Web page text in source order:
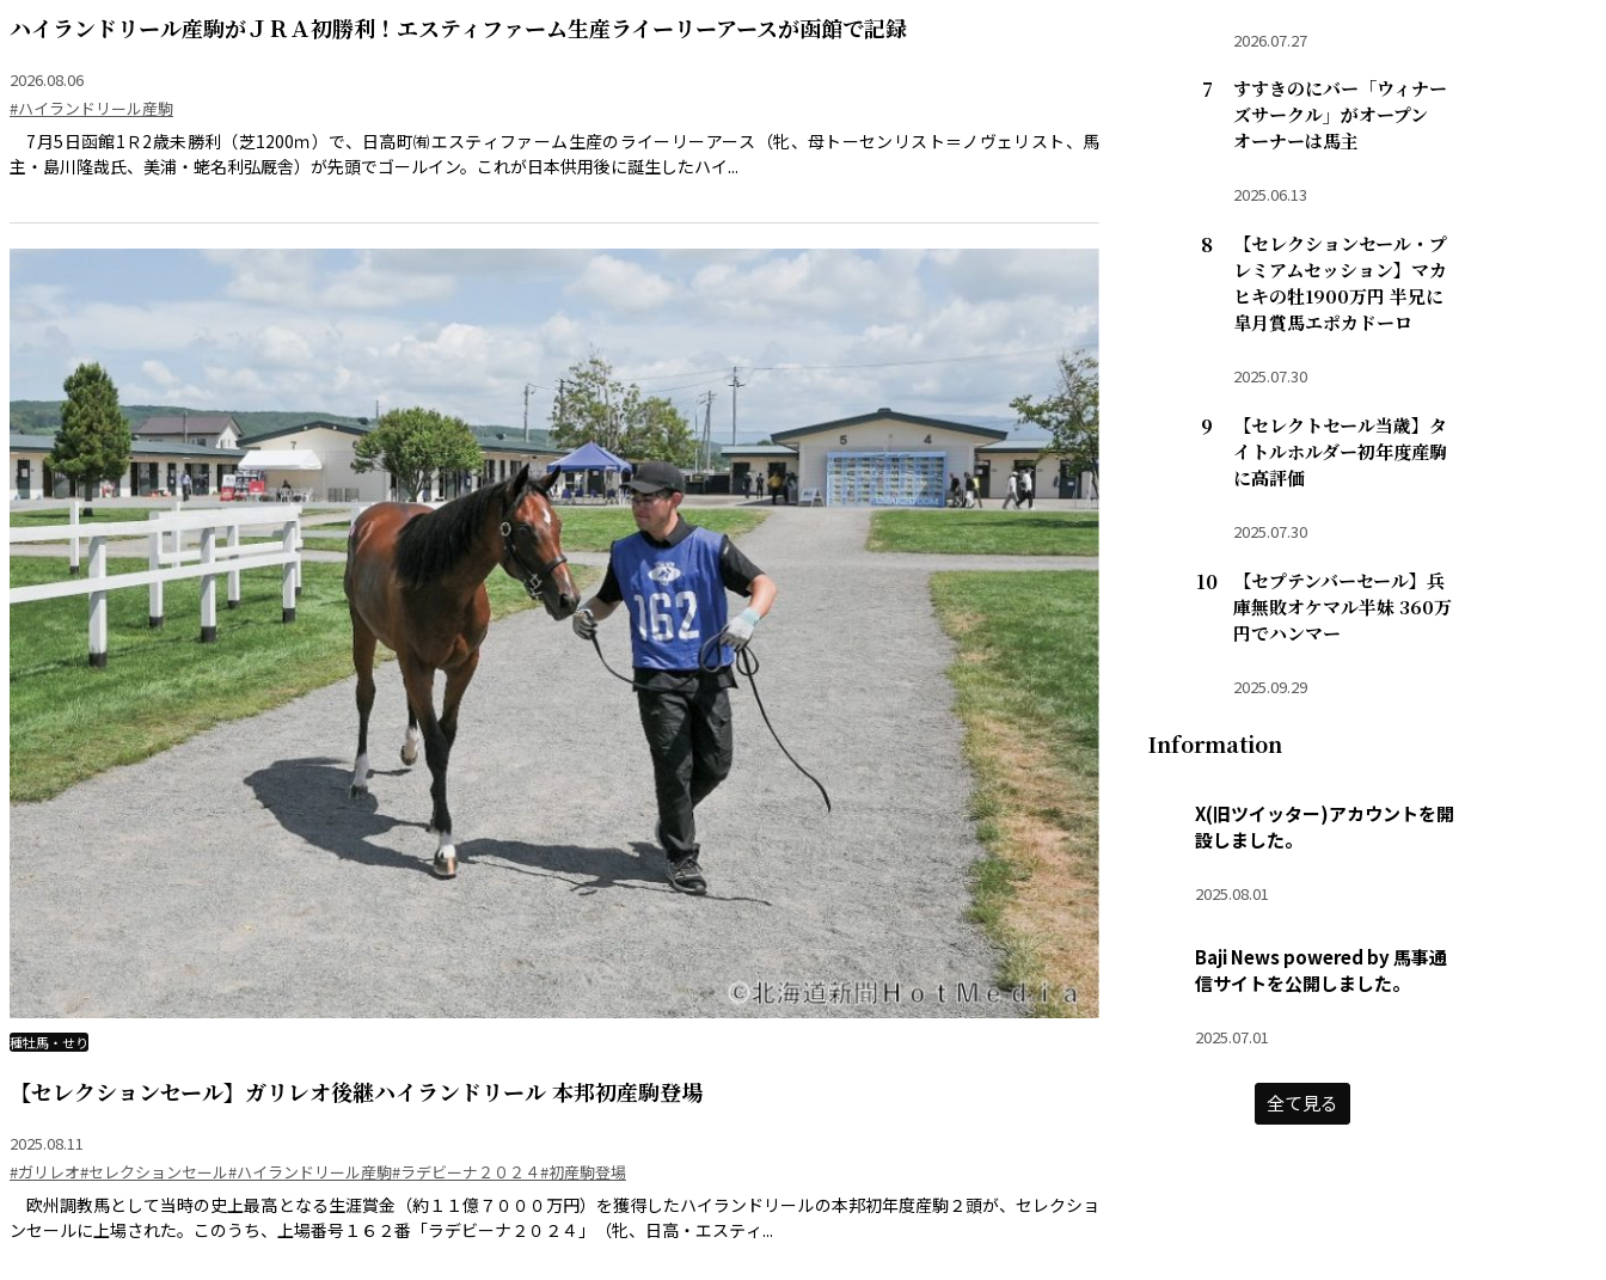
ハイランドリール産駒がＪＲＡ初勝利！エスティファーム生産ライーリーアースが函館で記録
2026.08.06
#ハイランドリール産駒
7月5日函館1Ｒ2歳未勝利（芝1200ｍ）で、日高町㈲エスティファーム生産のライーリーアース（牝、母トーセンリスト＝ノヴェリスト、馬
主・島川隆哉氏、美浦・蛯名利弘厩舎）が先頭でゴールイン。これが日本供用後に誕生したハイ...
種牡馬・せり
【セレクションセール】ガリレオ後継ハイランドリール 本邦初産駒登場
2025.08.11
#ガリレオ#セレクションセール#ハイランドリール産駒#ラデビーナ２０２４#初産駒登場
欧州調教馬として当時の史上最高となる生涯賞金（約１１億７０００万円）を獲得したハイランドリールの本邦初年度産駒２頭が、セレクショ
ンセールに上場された。このうち、上場番号１６２番「ラデビーナ２０２４」（牝、日高・エスティ...
2026.07.27
すすきのにバー「ウィナー
ズサークル」がオープン
オーナーは馬主
2025.06.13
【セレクションセール・プ
レミアムセッション】マカ
ヒキの牡1900万円 半兄に
皐月賞馬エポカドーロ
2025.07.30
【セレクトセール当歳】タ
イトルホルダー初年度産駒
に高評価
2025.07.30
【セプテンバーセール】兵
庫無敗オケマル半妹 360万
円でハンマー
2025.09.29
Information
X(旧ツイッター)アカウントを開
設しました。
2025.08.01
Baji News powered by 馬事通
信サイトを公開しました。
2025.07.01
全て見る